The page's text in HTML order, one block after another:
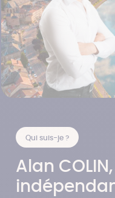
Qui suis-je ?
Alan